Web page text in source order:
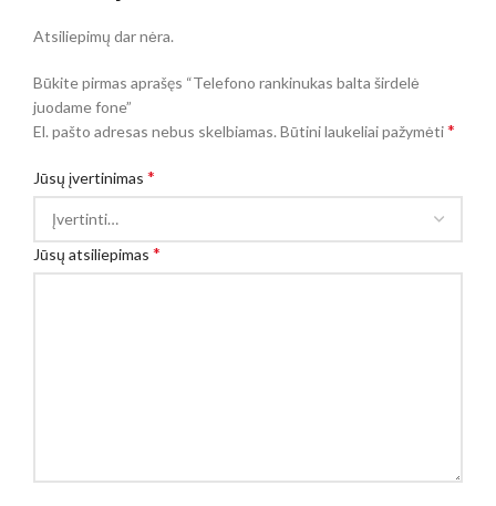
Atsiliepimų dar nėra.
Būkite pirmas aprašęs “Telefono rankinukas balta širdelė
juodame fone”
El. pašto adresas nebus skelbiamas. Būtini laukeliai pažymėti*
Jūsų įvertinimas *
Jūsų atsiliepimas *